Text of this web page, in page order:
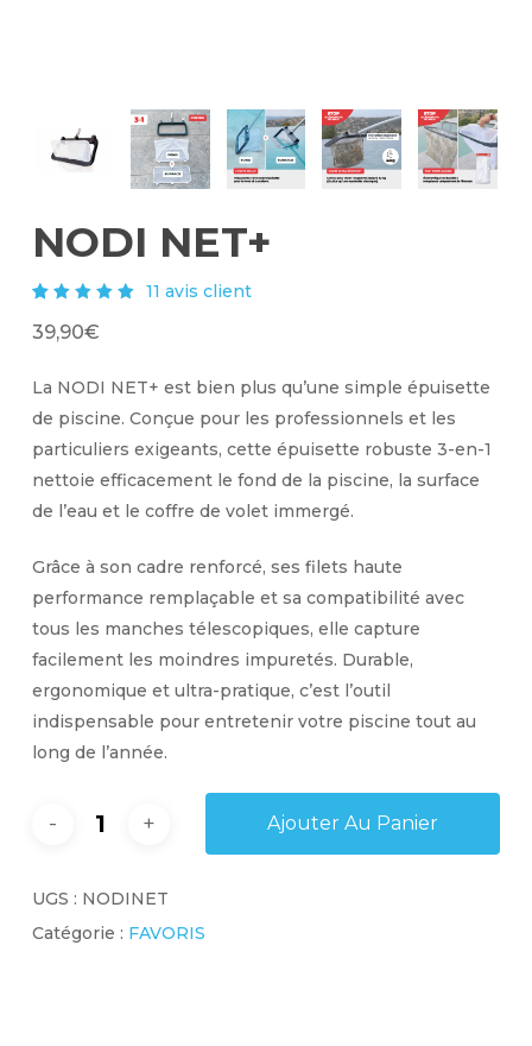
NODI NET+
5.00
sur 5
notations
11 avis client
39,90€
La NODI NET+ est bien plus qu’une simple épuisette
de piscine. Conçue pour les professionnels et les
particuliers exigeants, cette épuisette robuste 3-en-1
nettoie efficacement le fond de la piscine, la surface
de l’eau et le coffre de volet immergé.
Grâce à son cadre renforcé, ses filets haute
performance remplaçable et sa compatibilité avec
tous les manches télescopiques, elle capture
facilement les moindres impuretés. Durable,
ergonomique et ultra-pratique, c’est l’outil
indispensable pour entretenir votre piscine tout au
long de l’année.
Ajouter Au Panier
UGS : NODINET
Catégorie : FAVORIS